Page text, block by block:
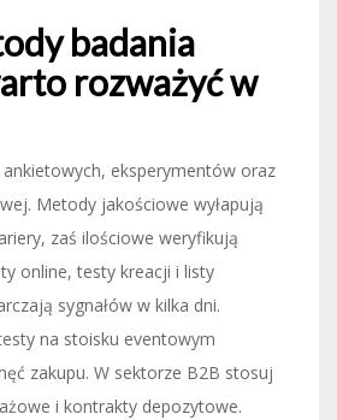
badania
rozważyć w
eksperymentów oraz
Metody jakościowe wyłapują
zaś ilościowe weryfikują
online, testy kreacji i listy
sygnałów w kilka dni.
na stoisku eventowym
zakupu. W sektorze B2B stosuj
i kontrakty depozytowe.